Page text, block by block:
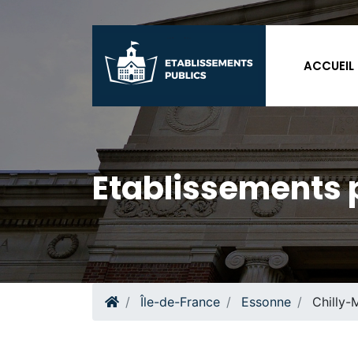
ACCUEIL
Etablissements
Île-de-France Essonne Chilly-